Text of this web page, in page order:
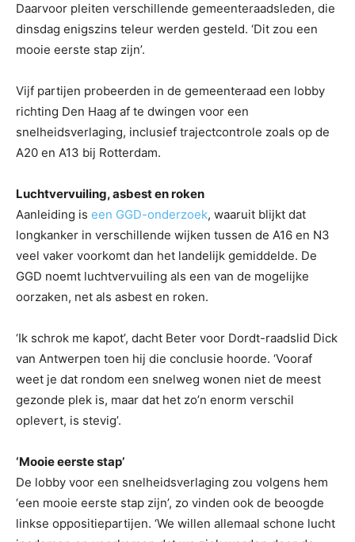
Daarvoor pleiten verschillende gemeenteraadsleden, die
dinsdag enigszins teleur werden gesteld. ‘Dit zou een
mooie eerste stap zijn’.
Vijf partijen probeerden in de gemeenteraad een lobby
richting Den Haag af te dwingen voor een
snelheidsverlaging, inclusief trajectcontrole zoals op de
A20 en A13 bij Rotterdam.
Luchtvervuiling, asbest en roken
Aanleiding is een GGD-onderzoek, waaruit blijkt dat
longkanker in verschillende wijken tussen de A16 en N3
veel vaker voorkomt dan het landelijk gemiddelde. De
GGD noemt luchtvervuiling als een van de mogelijke
oorzaken, net als asbest en roken.
‘Ik schrok me kapot’, dacht Beter voor Dordt-raadslid Dick
van Antwerpen toen hij die conclusie hoorde. ‘Vooraf
weet je dat rondom een snelweg wonen niet de meest
gezonde plek is, maar dat het zo’n enorm verschil
oplevert, is stevig’.
‘Mooie eerste stap’
De lobby voor een snelheidsverlaging zou volgens hem
‘een mooie eerste stap zijn’, zo vinden ook de beoogde
linkse oppositiepartijen. ‘We willen allemaal schone lucht